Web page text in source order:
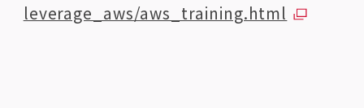
leverage_aws/aws_training.html